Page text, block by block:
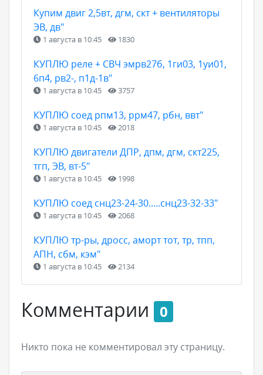
Купим двиг 2,5вт, дгм, скт + вентиляторы
ЭВ, дв"
1 августа в 10:45 1830
КУПЛЮ реле + СВЧ эмрв27б, 1ги03, 1уи01,
6п4, рв2-, п1д-1в"
1 августа в 10:45 3757
КУПЛЮ соед рпм13, ррм47, рбн, ввт"
1 августа в 10:45 2018
КУПЛЮ двигатели ДПР, дпм, дгм, скт225,
тгп, ЭВ, вт-5"
1 августа в 10:45 1998
КУПЛЮ соед снц23-24-30.....снц23-32-33"
1 августа в 10:45 2068
КУПЛЮ тр-ры, дросс, аморт тот, тр, тпп,
АПН, сбм, кэм"
1 августа в 10:45 2134
Комментарии 0
Никто пока не комментировал эту страницу.